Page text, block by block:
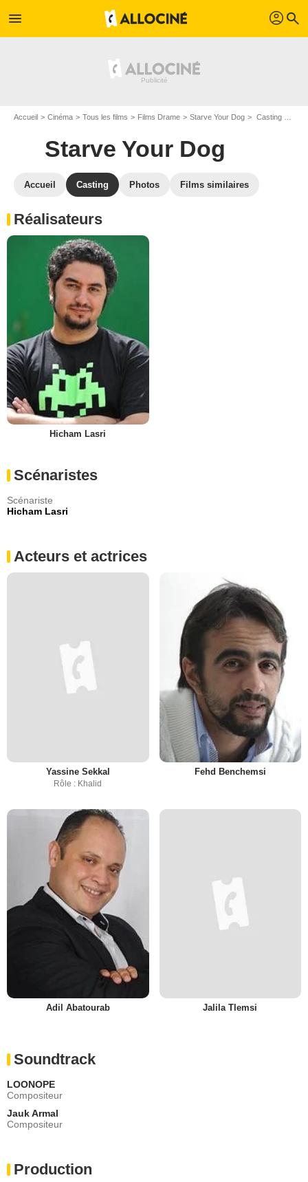
menu profil search
Accueil Cinéma Tous les films Films Drame Starve Your Dog Casting Starve Your Dog
Starve Your Dog
Accueil Casting Photos Films similaires
Réalisateurs
Hicham Lasri
Scénaristes
Scénariste
Hicham Lasri
Acteurs et actrices
Yassine Sekkal
Rôle : Khalid
Fehd Benchemsi
Adil Abatourab Jalila Tlemsi
Soundtrack
LOONOPE
Compositeur
Jauk Armal
Compositeur
Production